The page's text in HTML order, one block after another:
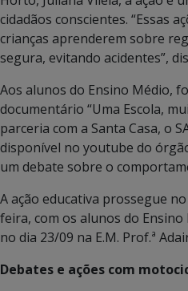
cidadãos conscientes. “Essas
crianças aprenderem sobre
segura, evitando acidentes”,
Aos alunos do Ensino Médio,
documentário “Uma Escola,
parceria com a Santa Casa, o
disponível no youtube do
um debate sobre o
A ação educativa prossegue
feira, com os alunos do
no dia 23/09 na E.M. Prof.ª
Debates e ações com